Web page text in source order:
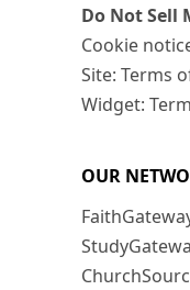
Do Not Sell
Cookie
Site: Terms
Widget:
OUR